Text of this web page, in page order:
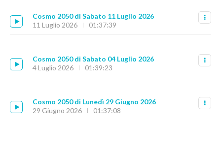
Cosmo 2050 di Sabato 11 Luglio 2026
11 Luglio 2026
01:37:39
Cosmo 2050 di Sabato 04 Luglio 2026
4 Luglio 2026
01:39:23
Cosmo 2050 di Lunedì 29 Giugno 2026
29 Giugno 2026
01:37:08